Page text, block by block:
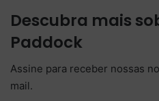
Descubra mais
Paddock
Assine para receber nossas
mail.